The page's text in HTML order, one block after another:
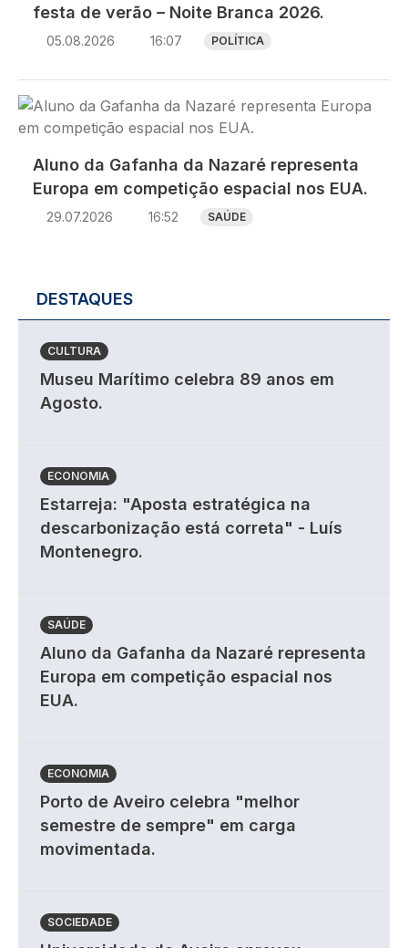
festa de verão – Noite Branca 2026.
05.08.2026 16:07 POLÍTICA
Imagem
Aluno da Gafanha da Nazaré representa
Europa em competição espacial nos EUA.
29.07.2026 16:52 SAÚDE
DESTAQUES
CULTURA
Museu Marítimo celebra 89 anos em
Agosto.
ECONOMIA
Estarreja: "Aposta estratégica na
descarbonização está correta" - Luís
Montenegro.
SAÚDE
Aluno da Gafanha da Nazaré representa
Europa em competição espacial nos
EUA.
ECONOMIA
Porto de Aveiro celebra "melhor
semestre de sempre" em carga
movimentada.
SOCIEDADE